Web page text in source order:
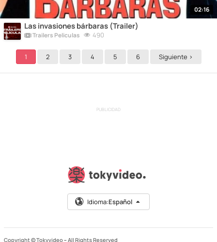
02:16
Las invasiones bárbaras (Trailer)
Trailers Peliculas 490
1 2 3 4 5 6 Siguiente >
PUBLICIDAD
Idioma:Español
Copyright © Tokyvideo – All Rights Reserved